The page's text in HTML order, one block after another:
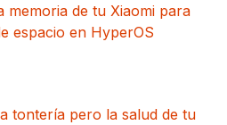
memoria de tu Xiaomi para
espacio en HyperOS
tontería pero la salud de tu